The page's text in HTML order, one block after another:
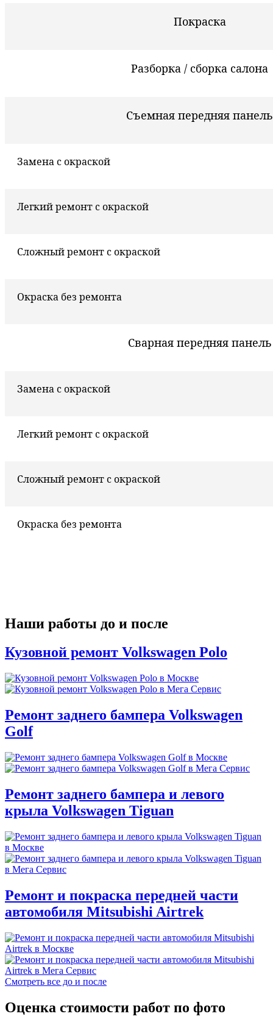
Покраска
Разборка / сборка салона
Съемная передняя панель
Замена с окраской
Легкий ремонт с окраской
Сложный ремонт с окраской
Окраска без ремонта
Сварная передняя панель
Замена с окраской
Легкий ремонт с окраской
Сложный ремонт с окраской
Окраска без ремонта
Наши работы до и после
Кузовной ремонт Volkswagen Polo
Ремонт заднего бампера Volkswagen
Golf
Ремонт заднего бампера и левого
крыла Volkswagen Tiguan
Ремонт и покраска передней части
автомобиля Mitsubishi Airtrek
Смотреть все до и после
Оценка стоимости работ по фото